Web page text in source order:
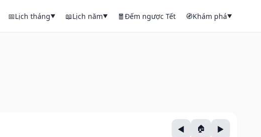
📅Lịch tháng▼ 📖Lịch năm▼ 🧧Đếm ngược Tết 🧭Khám phá▼